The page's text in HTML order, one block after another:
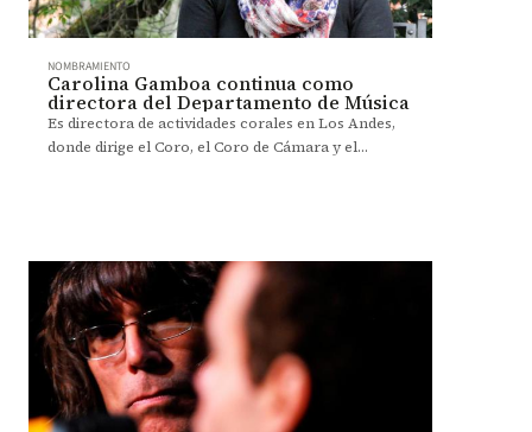
NOMBRAMIENTO
Carolina Gamboa continua como
directora del Departamento de Música
Es directora de actividades corales en Los Andes,
donde dirige el Coro, el Coro de Cámara y el